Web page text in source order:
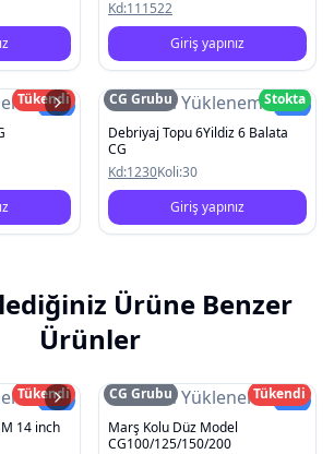
Kd:111522
Giriş yapınız
Yeni
Tükendi
Resim YüklenemediYeni
CG Grubu
Stokta
Debriyaj Topu 6Yildiz 6 Balata
CG
Kd:1230Koli:30
Giriş yapınız
Ürüne Benzer
Ürünler
Yeni
Tükendi
14 inch
Resim YüklenemediYeni
CG Grubu
Tükendi
Marş Kolu Düz Model
CG100/125/150/200